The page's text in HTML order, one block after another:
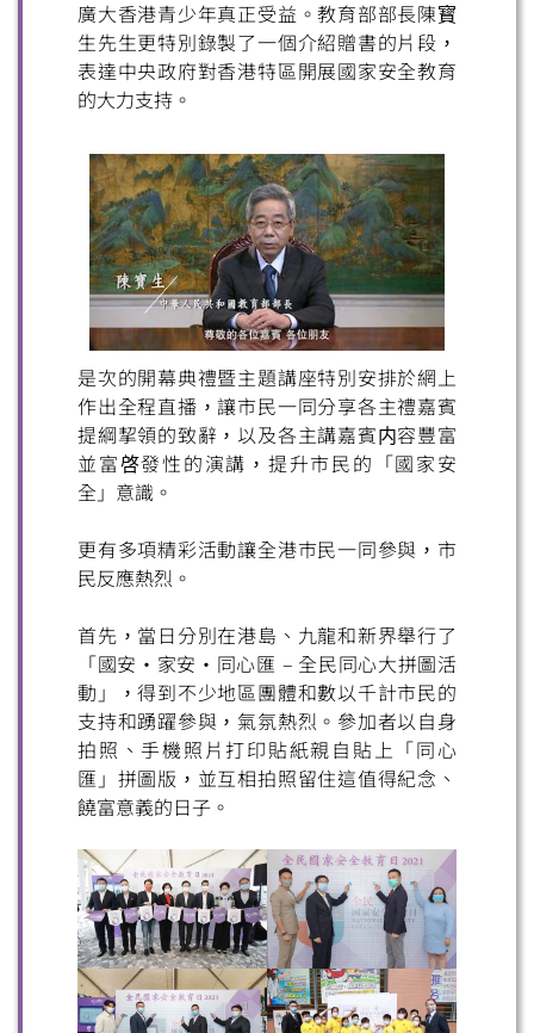
廣大香港青少年真正受益。教育部部長陳寳
生先生更特別錄製了一個介紹贈書的片段，
表達中央政府對香港特區開展國家安全教育
的大力支持。
是次的開幕典禮暨主題講座特別安排於網上
作出全程直播，讓市民一同分享各主禮嘉賓
提綱挈領的致辭，以及各主講嘉賓内容豐富
並富啓發性的演講，提升市民的「國家安
全」意識。
更有多項精彩活動讓全港巿民一同參與，市
民反應熱烈。
首先，當日分別在港島、九龍和新界舉行了
「國安・家安・同心匯 – 全民同心大拼圖活
動」，得到不少地區團體和數以千計市民的
支持和踴躍參與，氣氛熱烈。參加者以自身
拍照、手機照片打印貼紙親自貼上「同心
匯」拼圖版，並互相拍照留住這值得紀念、
饒富意義的日子。
掃一掃關注我們的社交媒體，緊貼最新資訊！
微信 微博 小紅書